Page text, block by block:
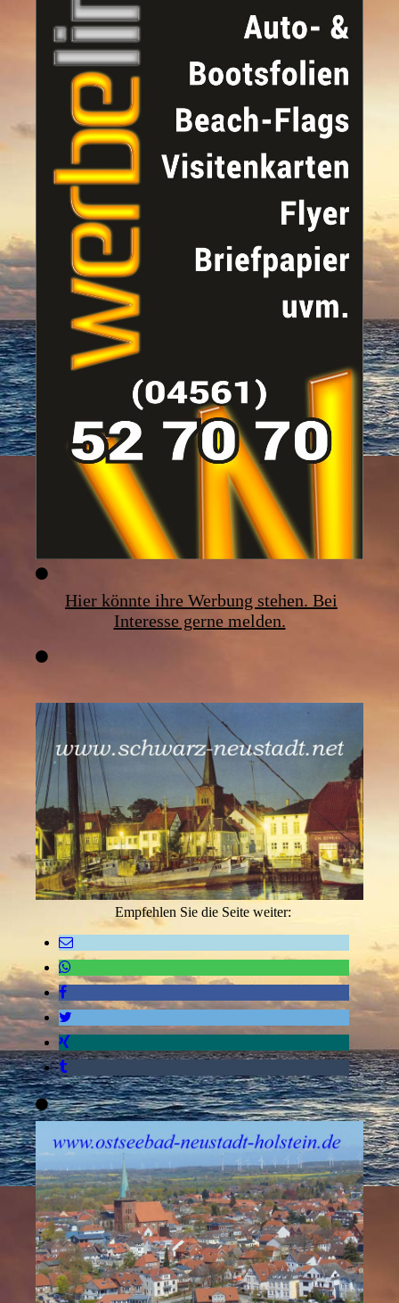
Hier könnte ihre Werbung stehen. Bei
Interesse gerne melden.
Empfehlen Sie die Seite weiter: